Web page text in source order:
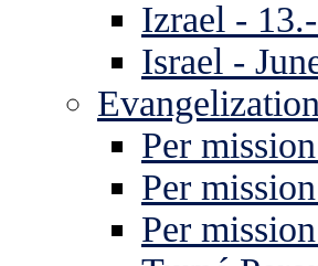
Izrael -
Israel -
Per
Per
Per